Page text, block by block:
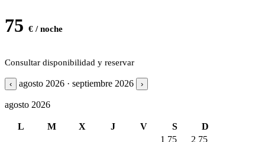
75 € / noche
Consultar disponibilidad y reservar
‹ agosto 2026 · septiembre 2026 ›
agosto 2026
L M X J V S
D
1 75 2 75